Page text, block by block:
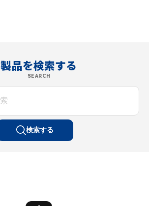
製品を検索する
SEARCH
検索する